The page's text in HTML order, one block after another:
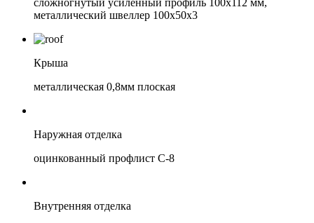
сложногнутый усиленный профиль 100х112 мм,
металлический швеллер 100х50х3
Крыша
металлическая 0,8мм плоская
Наружная отделка
оцинкованный профлист С-8
Внутренняя отделка